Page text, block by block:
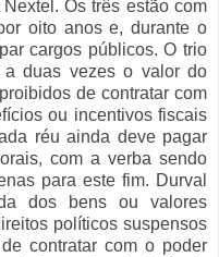
Os três estão com
oito anos e, durante o
cargos públicos. O trio
duas vezes o valor do
de contratar com
ou incentivos fiscais
réu ainda deve pagar
com a verba sendo
para este fim. Durval
dos bens ou valores
políticos suspensos
contratar com o poder